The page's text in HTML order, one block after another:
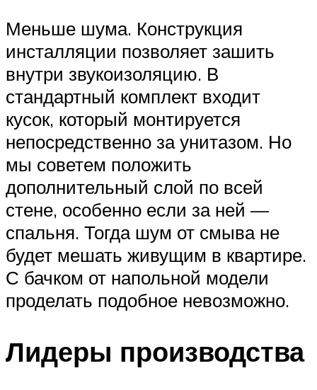
Меньше шума. Конструкция
инсталляции позволяет зашить
внутри звукоизоляцию. В
стандартный комплект входит
кусок, который монтируется
непосредственно за унитазом. Но
мы советем положить
дополнительный слой по всей
стене, особенно если за ней —
спальня. Тогда шум от смыва не
будет мешать живущим в квартире.
С бачком от напольной модели
проделать подобное невозможно.
Лидеры производства